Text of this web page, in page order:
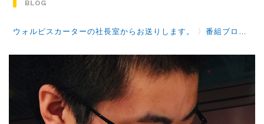
BLOG
ウォルピスカーターの社長室からお送りします。 〉番組ブログ